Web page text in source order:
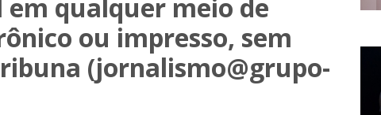
qualquer meio de
ou impresso, sem
(jornalismo@grupo-